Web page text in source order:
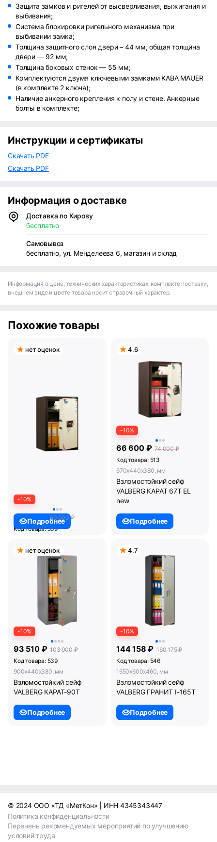
Защита замков и ригелей от высверливания, выжигания и
выбивания;
Система блокировки ригельного механизма при
выбивании замка;
Толщина защитного слоя двери – 44 мм, общая толщина
двери — 92 мм;
Толщина боковых стенок — 55 мм;
Комплектуются двумя ключевыми замками KABA MAUER
(в комплекте 2 ключа);
Наличие анкерного крепления к полу и стене. Анкерные
болты в комплекте;
Инструкции и сертификаты
Скачать PDF
Скачать PDF
Информация о доставке
Доставка по Кирову
бесплатно
Самовывоз
бесплатно, ул. Менделеева 6, магазин и склад
Информация о цене, технических характеристиках, комплекте поставки,
внешнем виде и цвете товара носит справочный характер.
Похожие товары
нет оценок
-10%
62 100 ₽
69 000 ₽
Код товара: 509
Взломостойкий сейф
VALBERG КАРАТ 67T new
Подробнее
4.6
-10%
66 600 ₽ 74 000 ₽
Код товара: 513
670x440x380, мм
Взломостойкий сейф
VALBERG КАРАТ 67T EL
new
Подробнее
нет оценок
-10%
93 510 ₽ 103 900 ₽
Код товара: 539
900x440x380, мм
Взломостойкий сейф
VALBERG КАРАТ-90Т
Подробнее
4.7
-10%
144 158 ₽ 160 175 ₽
Код товара: 546
1650x600x460, мм
Взломостойкий сейф
VALBERG ГРАНИТ I-165T
Подробнее
© 2024 ООО «ТД «МетКон» | ИНН 4345343447
Политика конфиденциальности
Перечень рекомендуемых мероприятий по улучшению
условий труда